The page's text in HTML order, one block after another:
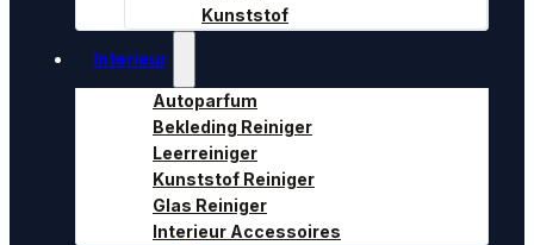
Kunststof
Interieur
Autoparfum
Bekleding Reiniger
Leerreiniger
Kunststof Reiniger
Glas Reiniger
Interieur Accessoires